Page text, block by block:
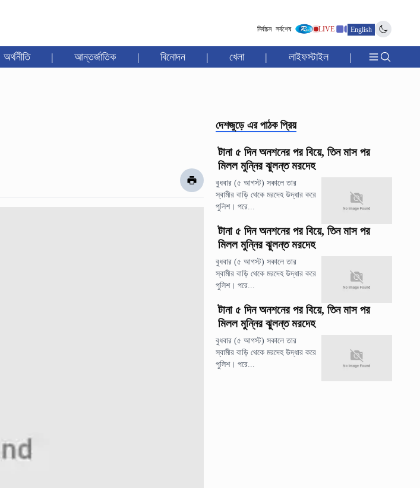
নির্বাচন সর্বশেষ LIVE English
অর্থনীতি | আন্তর্জাতিক | বিনোদন | খেলা | লাইফস্টাইল |
দেশজুড়ে এর পাঠক প্রিয়
টানা ৫ দিন অনশনের পর বিয়ে, তিন মাস পর
মিলল মুন্নির ঝুলন্ত মরদেহ
বুধবার (৫ আগস্ট) সকালে তার
স্বামীর বাড়ি থেকে মরদেহ উদ্ধার করে
পুলিশ। পরে...
টানা ৫ দিন অনশনের পর বিয়ে, তিন মাস পর
মিলল মুন্নির ঝুলন্ত মরদেহ
বুধবার (৫ আগস্ট) সকালে তার
স্বামীর বাড়ি থেকে মরদেহ উদ্ধার করে
পুলিশ। পরে...
টানা ৫ দিন অনশনের পর বিয়ে, তিন মাস পর
মিলল মুন্নির ঝুলন্ত মরদেহ
বুধবার (৫ আগস্ট) সকালে তার
স্বামীর বাড়ি থেকে মরদেহ উদ্ধার করে
পুলিশ। পরে...